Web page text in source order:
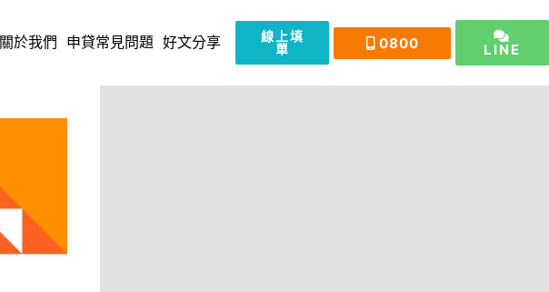
關於我們 申貸常見問題 好文分享
線上填
單
0800 LINE